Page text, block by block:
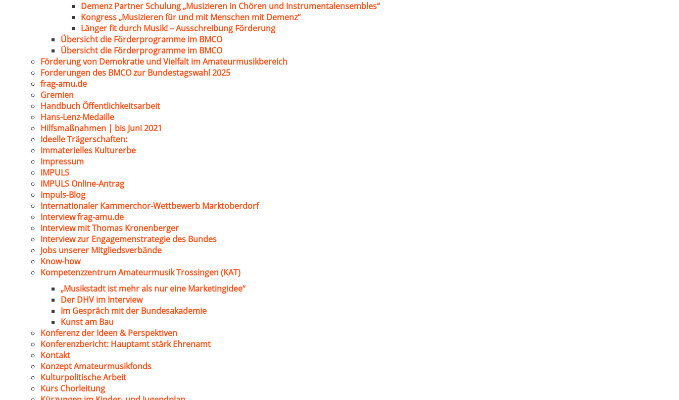
Demenz Partner Schulung „Musizieren in Chören und Instrumentalensembles“
Kongress „Musizieren für und mit Menschen mit Demenz“
Länger fit durch Musik! – Ausschreibung Förderung
Übersicht die Förderprogramme im BMCO
Übersicht die Förderprogramme im BMCO
Förderung von Demokratie und Vielfalt im Amateurmusikbereich
Forderungen des BMCO zur Bundestagswahl 2025
frag-amu.de
Gremien
Handbuch Öffentlichkeitsarbeit
Hans-Lenz-Medaille
Hilfsmaßnahmen | bis Juni 2021
Ideelle Trägerschaften:
Immaterielles Kulturerbe
Impressum
IMPULS
IMPULS Online-Antrag
Impuls-Blog
Internationaler Kammerchor-Wettbewerb Marktoberdorf
Interview frag-amu.de
Interview mit Thomas Kronenberger
Interview zur Engagemenstrategie des Bundes
Jobs unserer Mitgliedsverbände
Know-how
Kompetenzzentrum Amateurmusik Trossingen (KAT)
„Musikstadt ist mehr als nur eine Marketingidee“
Der DHV im Interview
Im Gespräch mit der Bundesakademie
Kunst am Bau
Konferenz der Ideen & Perspektiven
Konferenzbericht: Hauptamt stärk Ehrenamt
Kontakt
Konzept Amateurmusikfonds
Kulturpolitische Arbeit
Kurs Chorleitung